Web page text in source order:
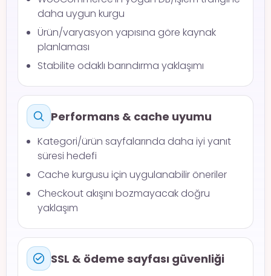
daha uygun kurgu
Ürün/varyasyon yapısına göre kaynak
planlaması
Stabilite odaklı barındırma yaklaşımı
Performans & cache uyumu
Kategori/ürün sayfalarında daha iyi yanıt
süresi hedefi
Cache kurgusu için uygulanabilir öneriler
Checkout akışını bozmayacak doğru
yaklaşım
SSL & ödeme sayfası güvenliği